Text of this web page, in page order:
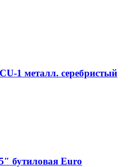
1 металл. серебристый
бутиловая Euro